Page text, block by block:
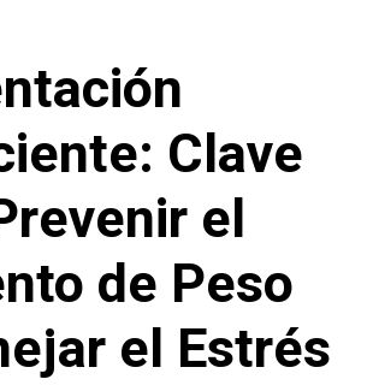
Clave
el
de Peso
el Estrés